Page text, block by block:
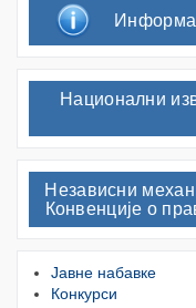
Национални
Независни
Конвенције о
Јавне набавке
Конкурси